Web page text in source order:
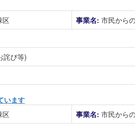
区 事業名: 市民から
詫び等)
います
区 事業名: 市民から